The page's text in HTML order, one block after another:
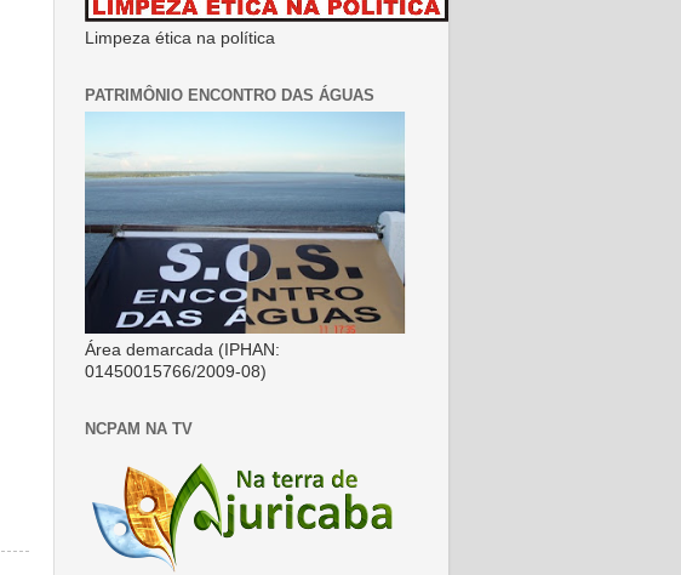
Limpeza ética na política
PATRIMÔNIO ENCONTRO DAS ÁGUAS
Área demarcada (IPHAN:
01450015766/2009-08)
NCPAM NA TV